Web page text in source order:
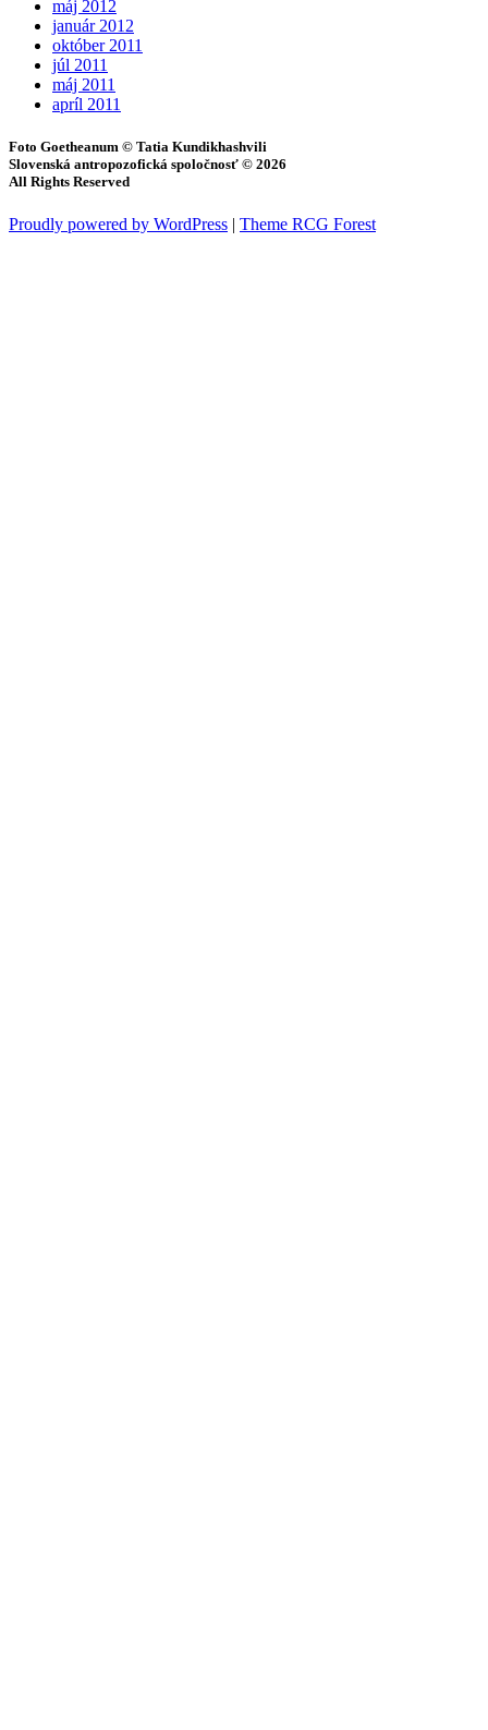
máj 2012
január 2012
október 2011
júl 2011
máj 2011
apríl 2011
Foto Goetheanum © Tatia Kundikhashvili
Slovenská antropozofická spoločnosť © 2026
All Rights Reserved
Proudly powered by WordPress | Theme RCG Forest